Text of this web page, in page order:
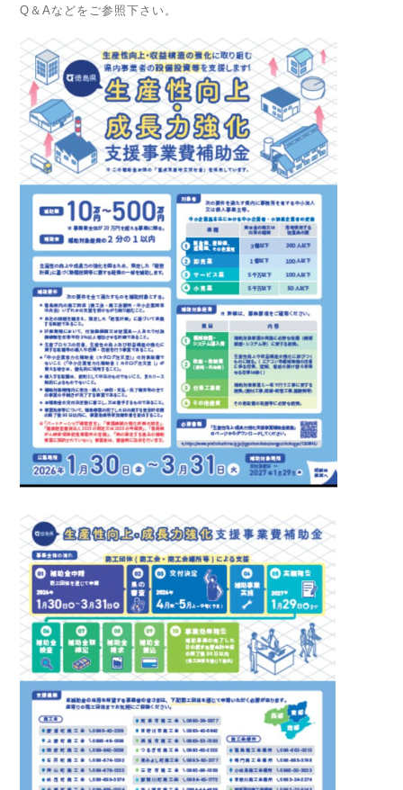
Q＆Aなどをご参照下さい。